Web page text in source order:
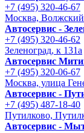
+7 (495) 320-46-67
Москва, Волжский
Автосервис -
+7 (495) 320-46-62
Зеленоград, к 131а
Автосервис
+7 (495) 320-06-67
Москва, улица
Автосервис -
+7 (495) 487-18-40
Путилково,
Автосервис -